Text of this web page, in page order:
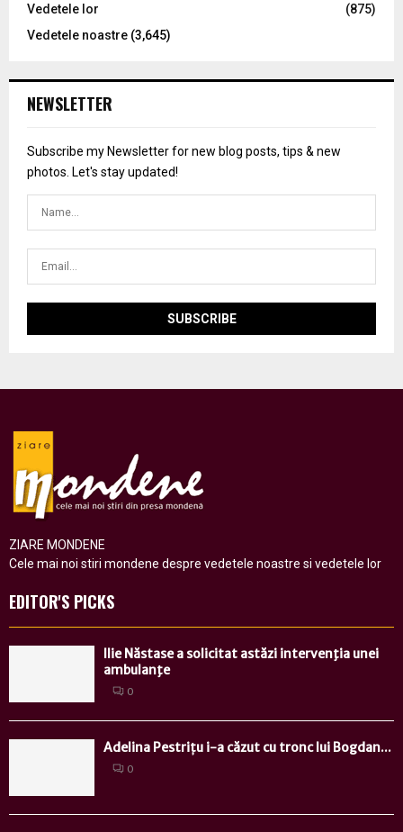
Vedetele lor
(875)
Vedetele noastre (3,645)
NEWSLETTER
Subscribe my Newsletter for new blog posts, tips & new
photos. Let's stay updated!
ZIARE MONDENE
Cele mai noi stiri mondene despre vedetele noastre si vedetele lor
EDITOR'S PICKS
Ilie Năstase a solicitat astăzi intervenţia unei
ambulanţe
0
Adelina Pestrițu i-a căzut cu tronc lui Bogdan...
0